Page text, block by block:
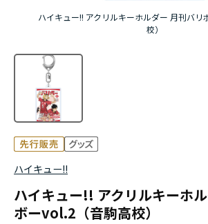
『ふつつかな悪女ではございますが
ハイキュー!! アクリルキーホルダー 月刊バリ
校）
ハイキュー!!
ハイキュー!! アクリルキーホ
ボーvol.2（音駒高校）